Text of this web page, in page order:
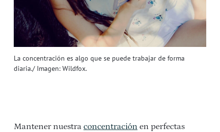
La concentración es algo que se puede trabajar de forma
diaria./ Imagen: Wildfox.
Mantener nuestra concentración en perfectas